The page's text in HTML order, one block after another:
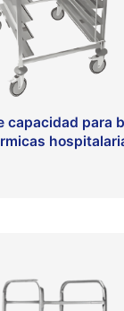
capacidad para